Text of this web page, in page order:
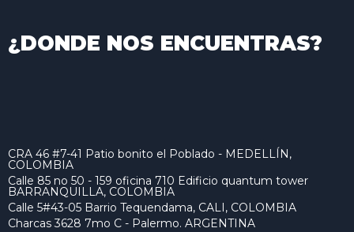
¿DONDE NOS ENCUENTRAS?
CRA 46 #7-41 Patio bonito el Poblado - MEDELLÍN,
COLOMBIA
Calle 85 no 50 - 159 oficina 710 Edificio quantum tower
BARRANQUILLA, COLOMBIA
Calle 5#43-05 Barrio Tequendama, CALI, COLOMBIA
Charcas 3628 7mo C - Palermo. ARGENTINA